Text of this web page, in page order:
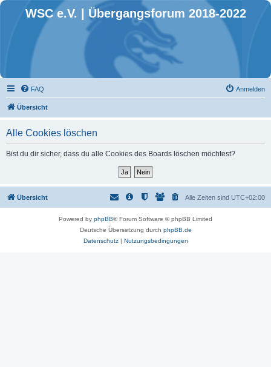
WSC e.V. | Übergangsforum 2018-2022
FAQ Anmelden
Übersicht
Alle Cookies löschen
Bist du dir sicher, dass du alle Cookies des Boards löschen möchtest?
Übersicht Alle Zeiten sind UTC+02:00
Powered by phpBB® Forum Software © phpBB Limited
Deutsche Übersetzung durch phpBB.de
Datenschutz| Nutzungsbedingungen